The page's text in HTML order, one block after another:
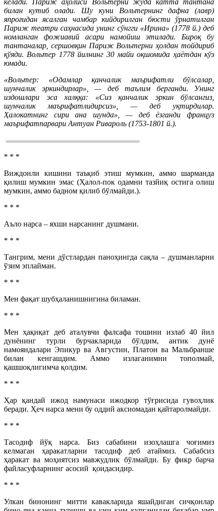
келади. Париж аҳолиси Вольтерни жуда катта тантана
билан кутиб олади. Шу куни Вольтернинг дафна (лавр)
япроғидан ясалган чамбар кийдирилган бюсти ўрнатилган
Париж театри саҳнасида унинг сўнгги «Ирина» (1778 й.) деб
номланган фожиавий асари намойиш этилади. Бироқ бу
тантаналар, сершовқин Париж Вольтерни ҳолдан тойдириб
қўяди. Вольтер 1778 йилнинг 30 майи оқшомида ҳаётдан кўз
юмади.
«Вольтер: «Одамлар қанчалик маърифатли бўлсалар,
шунчалик эркиндирлар», — деб таълим берганди. Унинг
издошлари эса халққа: «Сиз қанчалик эркин бўлсангиз,
шунчалик маърифатлидирсиз», — деб уқтирдилар.
Ҳалокатнинг сири ана шунда», — деб ёзганди француз
маърифатпарвари Антуан Ривароль (1753-1801 й.).
* * *
Виждонли кишини таъқиб этиш мумкин, аммо шарманда
қилиш мумкин эмас (Ҳалол-пок одамни тазйиқ остига олиш
мумкин, аммо бадном қилиб бўлмайди.).
* * *
Аъло нарса – яхши нарсанинг душмани.
* * *
Тангрим, мени дўстлардан паноҳингда сақла – душманларни
ўзим эплайман.
* * *
Мен фақат шубҳаланишнигина биламан.
* * *
Мен ҳақиқат деб аталувчи фалсафа тошини излаб 40 йил
дунёнинг турли бурчакларида бўлдим, антик дунё
намояндалари Эпикур ва Августин, Платон ва Мальбранше
билан кенгашдим. Аммо излаганимни тополмай,
қашшоқлигимча қолдим.
* * *
Ҳар қандай ижод намунаси ижодкор тўғрисида гувоҳлик
беради. Ҳеч нарса мени бу оддий аксиомадан қайтаролмайди.
* * *
Тасодиф йўқ нарса. Биз сабабини изоҳлашга чоғимиз
келмаган ҳаракатларни тасодиф деб атаймиз. Сабабсиз
ҳаракат ва моҳиятсиз мавжудлик бўлмайди. Бу фикр барча
файласуфларнинг асосий қоидасидир.
* * *
Улкан бинонинг митти кавакларида яшайдиган сичқонлар